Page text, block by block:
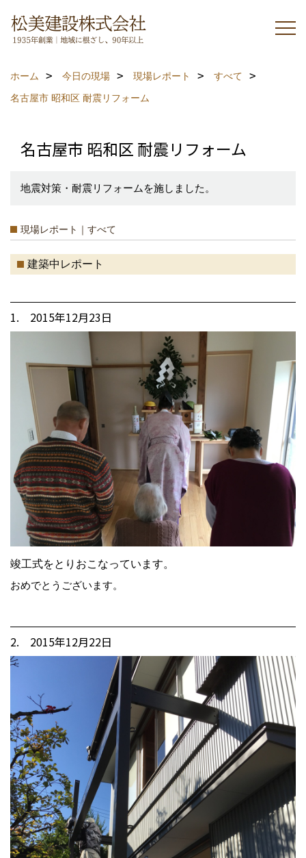
ホーム 今日の現場 現場レポート
すべて
名古屋市 昭和区 耐震リフォーム
名古屋市 昭和区 耐震リフォーム
地震対策・耐震リフォームを施しました。
現場レポート｜すべて
建築中レポート
1. 2015年12月23日
竣工式をとりおこなっています。
おめでとうございます。
2. 2015年12月22日